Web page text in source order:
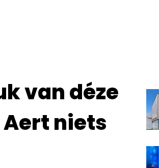
van déze
niets